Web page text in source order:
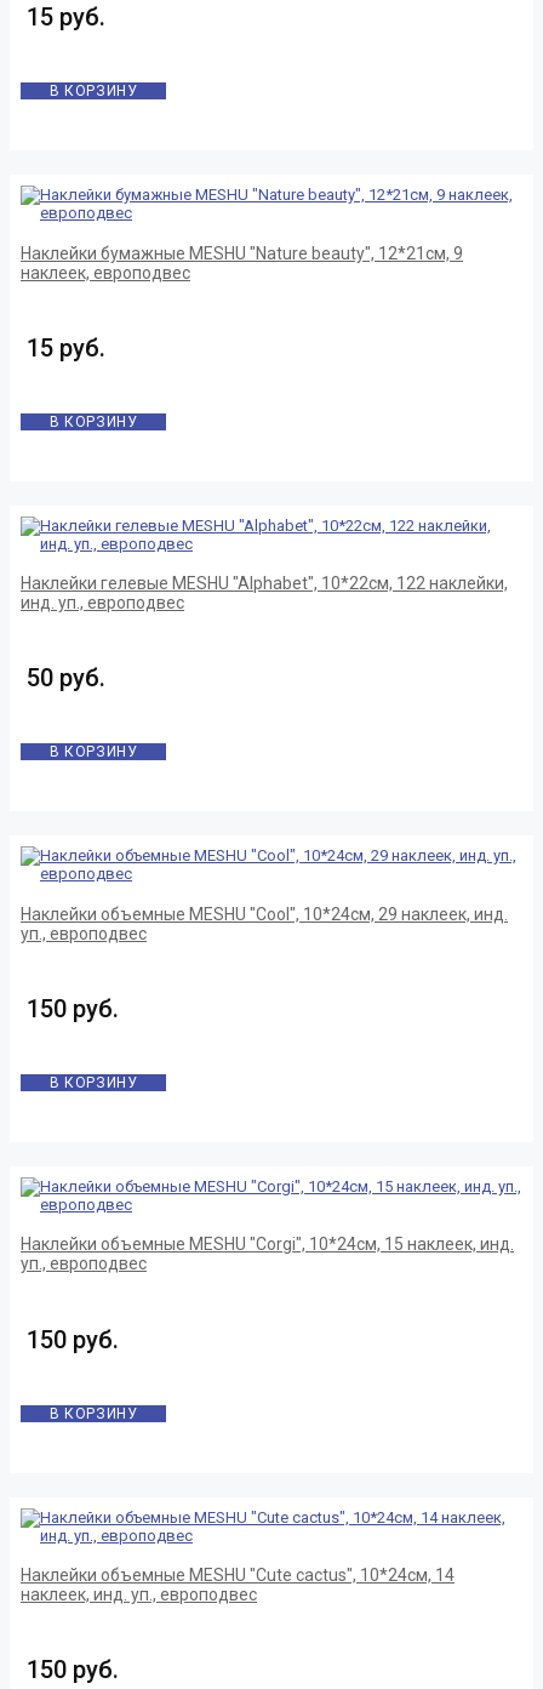
15 руб.
В КОРЗИНУ
Наклейки бумажные MESHU "Nature beauty", 12*21см, 9
наклеек, европодвес
15 руб.
В КОРЗИНУ
Наклейки гелевые MESHU "Alphabet", 10*22см, 122 наклейки,
инд. уп., европодвес
50 руб.
В КОРЗИНУ
Наклейки объемные MESHU "Cool", 10*24см, 29 наклеек, инд.
уп., европодвес
150 руб.
В КОРЗИНУ
Наклейки объемные MESHU "Corgi", 10*24см, 15 наклеек, инд.
уп., европодвес
150 руб.
В КОРЗИНУ
Наклейки объемные MESHU "Cute cactus", 10*24см, 14
наклеек, инд. уп., европодвес
150 руб.